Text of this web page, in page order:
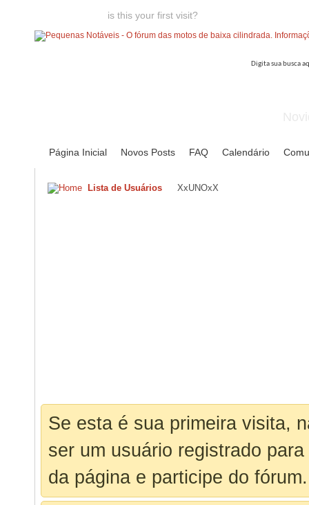
is this your first visit?
Página Inicial Novos Posts FAQ Calendário
Lista de Usuários XxUNOxX
Se esta é sua primeira visita,
ser um usuário registrado
da página e participe do fórum.